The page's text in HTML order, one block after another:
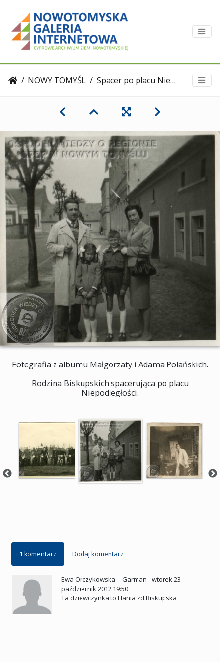
NOWY TOMYŚL Spacer po placu Niepodległości. Rodzina Biskupskich.
Fotografia z albumu Małgorzaty i Adama Polańskich.
Rodzina Biskupskich spacerująca po placu
Niepodległości.
1 komentarz Dodaj komentarz
Ewa Orczykowska -- Garman -wtorek 23
październik 2012 19:50
Ta dziewczynka to Hania zd.Biskupska